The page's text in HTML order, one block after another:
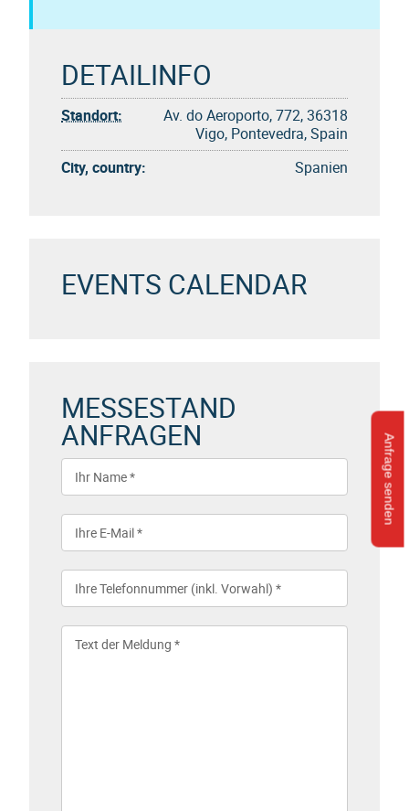
Anfrage senden
DETAILINFO
Standort:
Av. do Aeroporto, 772, 36318
Vigo, Pontevedra, Spain
City, country:
Spanien
EVENTS CALENDAR
MESSESTAND
ANFRAGEN